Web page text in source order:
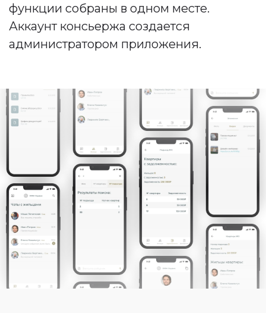
функции собраны в одном месте.
Аккаунт консьержа создается
администратором приложения.